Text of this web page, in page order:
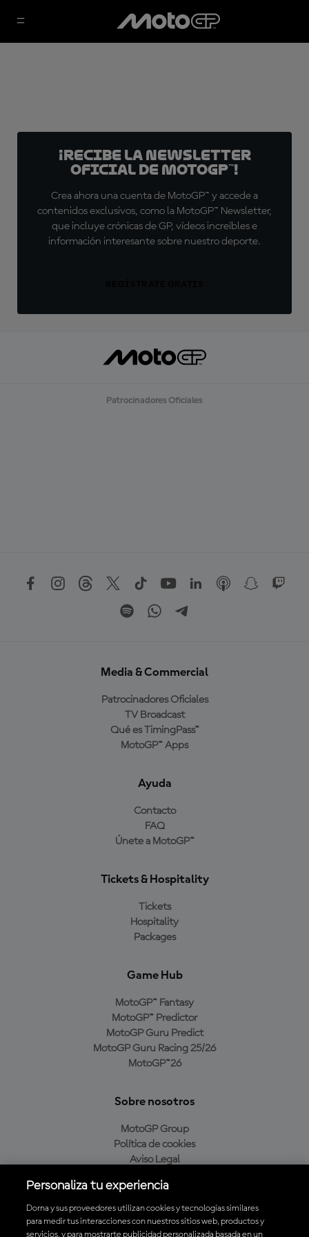
¡Recibe la Newsletter
oficial de MotoGP™!
Crea ahora una cuenta de MotoGP™ y accede a
contenidos exclusivos, como la MotoGP™ Newsletter,
que incluye crónicas de GP, vídeos increíbles e
información interesante sobre nuestro deporte.
Patrocinadores Oficiales
Media & Commercial
Patrocinadores Oficiales
TV Broadcast
Qué es TimingPass™
MotoGP™ Apps
Ayuda
Contacto
FAQ
Únete a MotoGP™
Tickets & Hospitality
Tickets
Hospitality
Packages
Game Hub
MotoGP™ Fantasy
MotoGP™ Predictor
MotoGP Guru Predict
MotoGP Guru Racing 25/26
MotoGP™26
Sobre nosotros
MotoGP Group
Política de cookies
Aviso Legal
Política de compra
Personaliza tu experiencia
Dorna y sus proveedores utilizan cookies y tecnologías similares
para medir tus interacciones con nuestros sitios web, productos y
servicios, y para mostrarte publicidad personalizada basada en un